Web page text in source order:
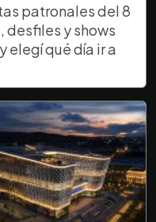
patronales del 8
desfiles y shows
elegí qué día ir a